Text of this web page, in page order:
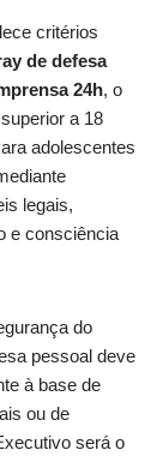
critérios
de defesa
24h, o
a 18
adolescentes
legais,
e consciência
do
pessoal deve
à base de
ou de
será o